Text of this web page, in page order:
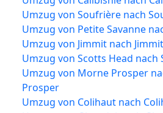
Umzug von Soufrière nach
Umzug von Petite Savanne
Umzug von Jimmit nach Jimmit
Umzug von Scotts Head nach
Umzug von Morne Prosper
Prosper
Umzug von Colihaut nach